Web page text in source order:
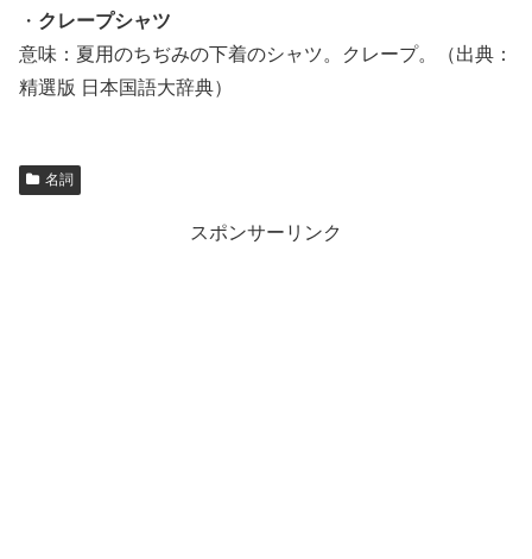
・ クレープシャツ
意味：夏用のちぢみの下着のシャツ。クレープ。（出典：
精選版 日本国語大辞典）
名詞
スポンサーリンク